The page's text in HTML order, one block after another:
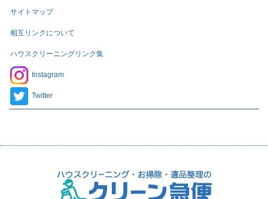
サイトマップ
相互リンクについて
ハウスクリーニングリンク集
Instagram
Twitter